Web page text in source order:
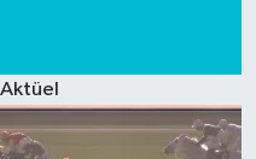
Aktüel